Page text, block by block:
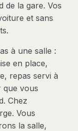
de la gare. Vos
et sans
à une salle :
en place,
repas servi à
que vous
Chez
Vous
la salle,